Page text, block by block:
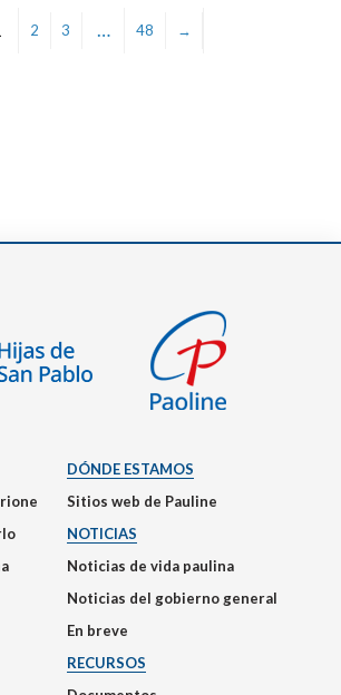
2 3 … 48 →
DÓNDE ESTAMOS
Sitios web de Pauline
NOTICIAS
Noticias de vida paulina
Noticias del gobierno general
En breve
RECURSOS